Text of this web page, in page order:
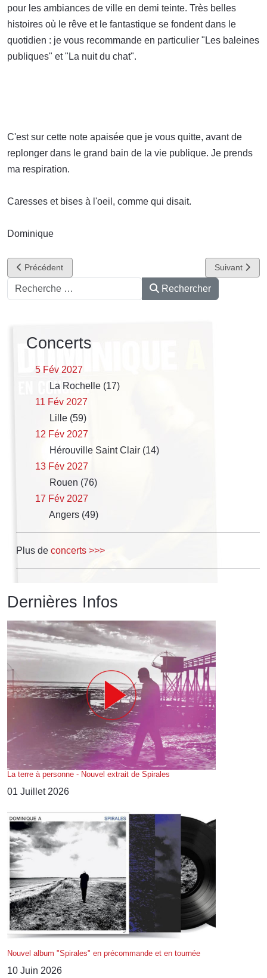
pour les ambiances de ville en demi teinte. Très belles
histoires où le rêve et le fantastique se fondent dans le
quotidien : je vous recommande en particulier "Les baleines
publiques" et "La nuit du chat".
C'est sur cette note apaisée que je vous quitte, avant de
replonger dans le grand bain de la vie publique. Je prends
ma respiration.
Caresses et bises à l'oeil, comme qui disait.
Dominique
Article précédent : Mark Hollis
Précédent Article
Suivant
Rechercher Rechercher
Concerts
5 Fév 2027
La Rochelle (17)
11 Fév 2027
Lille (59)
12 Fév 2027
Hérouville Saint Clair (14)
13 Fév 2027
Rouen (76)
17 Fév 2027
Angers (49)
Plus de concerts >>>
Dernières Infos
La terre à personne - Nouvel extrait de Spirales
01 Juillet 2026
Nouvel album "Spirales" en précommande et en tournée
10 Juin 2026